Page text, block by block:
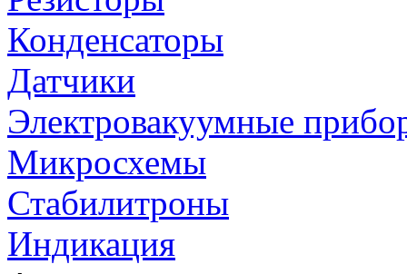
Конденсаторы
Датчики
Электровакуумные
Микросхемы
Стабилитроны
Индикация